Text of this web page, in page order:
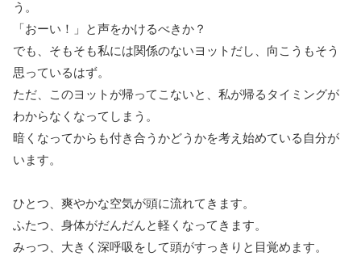
う。
「おーい！」と声をかけるべきか？
でも、そもそも私には関係のないヨットだし、向こうもそう
思っているはず。
ただ、このヨットが帰ってこないと、私が帰るタイミングが
わからなくなってしまう。
暗くなってからも付き合うかどうかを考え始めている自分が
います。
ひとつ、爽やかな空気が頭に流れてきます。
ふたつ、身体がだんだんと軽くなってきます。
みっつ、大きく深呼吸をして頭がすっきりと目覚めます。